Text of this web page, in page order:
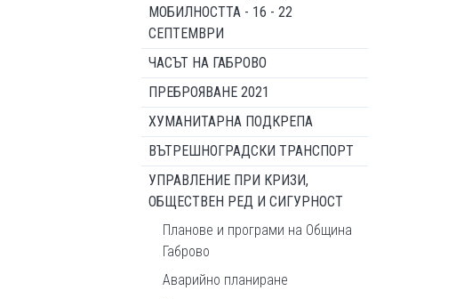
МОБИЛНОСТТА - 16 - 22
СЕПТЕМВРИ
ЧАСЪТ НА ГАБРОВО
ПРЕБРОЯВАНЕ 2021
ХУМАНИТАРНА ПОДКРЕПА
ВЪТРЕШНОГРАДСКИ ТРАНСПОРТ
УПРАВЛЕНИЕ ПРИ КРИЗИ,
ОБЩЕСТВЕН РЕД И СИГУРНОСТ
Планове и програми на Община
Габрово
Аварийно планиране